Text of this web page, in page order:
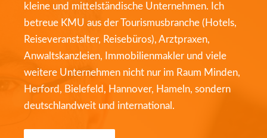
kleine und mittelständische Unternehmen. Ich
betreue KMU aus der Tourismusbranche (Hotels,
Reiseveranstalter, Reisebüros), Arztpraxen,
Anwaltskanzleien, Immobilienmakler und viele
weitere Unternehmen nicht nur im Raum Minden,
Herford, Bielefeld, Hannover, Hameln, sondern
deutschlandweit und international.